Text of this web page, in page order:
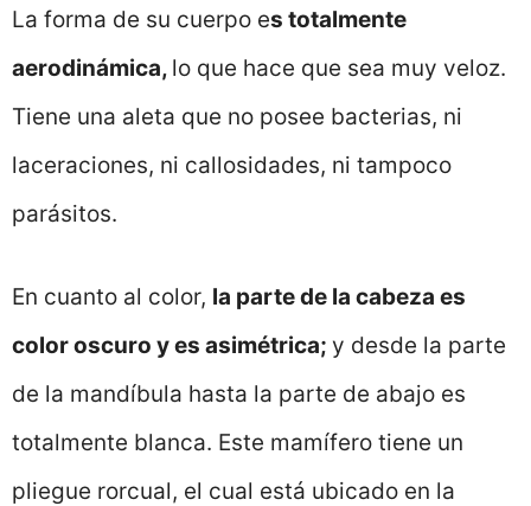
La forma de su cuerpo es totalmente
aerodinámica, lo que hace que sea muy veloz.
Tiene una aleta que no posee bacterias, ni
laceraciones, ni callosidades, ni tampoco
parásitos.
En cuanto al color, la parte de la cabeza es
color oscuro y es asimétrica; y desde la parte
de la mandíbula hasta la parte de abajo es
totalmente blanca. Este mamífero tiene un
pliegue rorcual, el cual está ubicado en la